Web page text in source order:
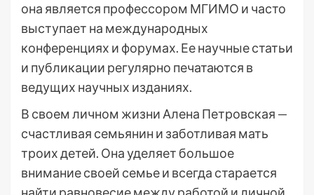
она является профессором МГИМО и часто
выступает на международных
конференциях и форумах. Ее научные статьи
и публикации регулярно печатаются в
ведущих научных изданиях.
В своем личном жизни Алена Петровская —
счастливая семьянин и заботливая мать
троих детей. Она уделяет большое
внимание своей семье и всегда старается